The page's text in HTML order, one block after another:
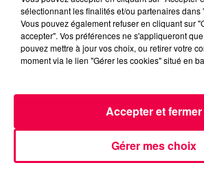
ACCUEIL INFOS
AGENDA
JEUX
sélectionnant les finalités et/ou partenaires dans
Vous pouvez également refuser en cliquant sur
accepter". Vos préférences ne s'appliqueront
pouvez mettre à jour vos choix, ou retirer votre
moment via le lien "Gérer les cookies" situé en
Gérer mes choix
Accepter et fermer